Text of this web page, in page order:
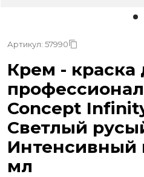
Артикул: 57990
Крем - краска
Concept
Светлый
Интенсивный
мл